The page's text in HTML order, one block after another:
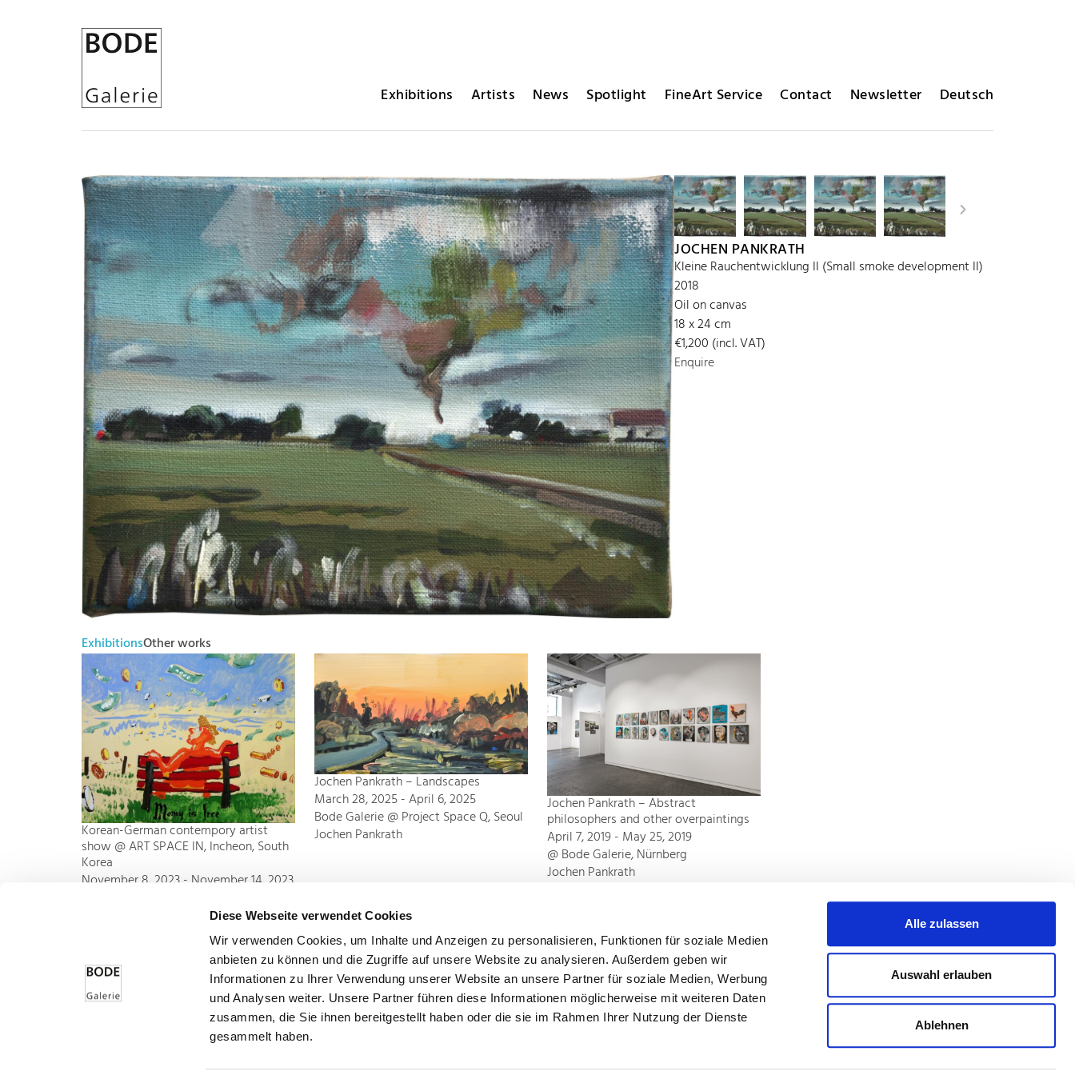
Diese Webseite verwendet Cookies
Wir verwenden Cookies, um Inhalte und Anzeigen zu personalisieren, Funktionen für soziale Medien
anbieten zu können und die Zugriffe auf unsere Website zu analysieren. Außerdem geben wir
Informationen zu Ihrer Verwendung unserer Website an unsere Partner für soziale Medien, Werbung
und Analysen weiter. Unsere Partner führen diese Informationen möglicherweise mit weiteren Daten
zusammen, die Sie ihnen bereitgestellt haben oder die sie im Rahmen Ihrer Nutzung der Dienste
gesammelt haben.
Alle zulassen
Auswahl erlauben
Ablehnen
Exhibitions Artists News Spotlight FineArt Service Contact Newsletter Deutsch
JOCHEN PANKRATH
Kleine Rauchentwicklung II (Small smoke development II)
2018
Oil on canvas
18 x 24 cm
€1,200 (incl. VAT)
Enquire
ExhibitionsOther works
Korean-German contempory artist
show @ ART SPACE IN, Incheon, South
Korea
November 8, 2023 - November 14, 2023
Peter Angermann, Sonja Edle von
Hoeßle, Dietrich Klinge, Herbert
Mehler, Harry Meyer, Jochen
Pankrath, Roland Schauls, Michael Vogt
Jochen Pankrath – Landscapes
March 28, 2025 - April 6, 2025
Bode Galerie @ Project Space Q, Seoul
Jochen Pankrath
Jochen Pankrath – Abstract
philosophers and other overpaintings
April 7, 2019 - May 25, 2019
@ Bode Galerie, Nürnberg
Jochen Pankrath
Imprint Privacy